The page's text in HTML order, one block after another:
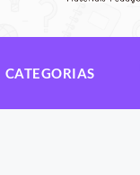
CATEGORIAS